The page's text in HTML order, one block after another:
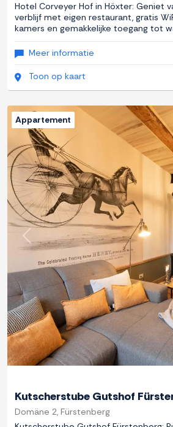
Hotel Corveyer Hof in Höxter: Geniet
verblijf met eigen restaurant, gratis
kamers en gemakkelijke toegang tot
Meer informatie
Toon op kaart
Previous
Appartement
Kutscherstube Gutshof
Domäne 2, Fürstenberg